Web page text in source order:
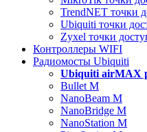
TrendNET точки
Ubiquiti точки
Zyxel точки
Контроллеры WIFI
Радиомосты Ubiquiti
Ubiquiti airMAX
Bullet M
NanoBeam M
NanoBridge M
NanoStation M